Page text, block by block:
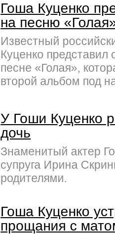
Гоша Куценко
на песню
Известный
Куценко представил
песне «Голая»,
второй альбом под
У Гоши Куценко
дочь
Знаменитый актер
супруга Ирина
родителями.
Гоша Куценко
прощания с